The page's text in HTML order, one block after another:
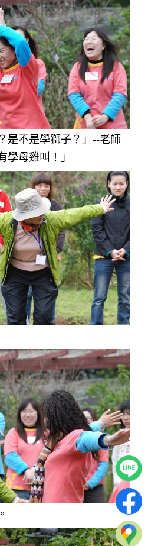
是不是學獅子？」--老師
學母雞叫！」